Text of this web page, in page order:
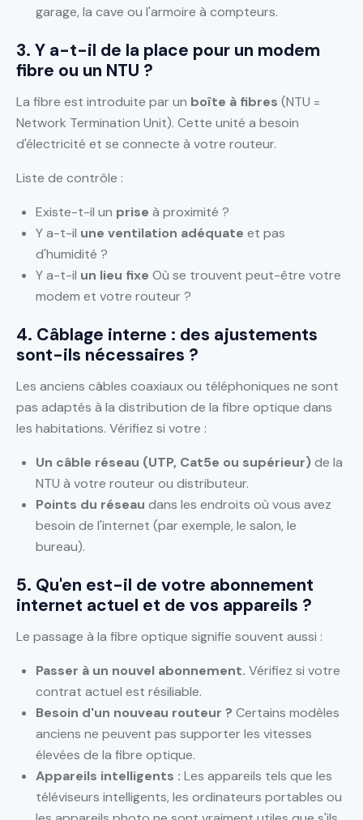
garage, la cave ou l'armoire à compteurs.
3. Y a-t-il de la place pour un modem
fibre ou un NTU ?
La fibre est introduite par un boîte à fibres (NTU =
Network Termination Unit). Cette unité a besoin
d'électricité et se connecte à votre routeur.
Liste de contrôle :
Existe-t-il un prise à proximité ?
Y a-t-il une ventilation adéquate et pas
d'humidité ?
Y a-t-il un lieu fixe Où se trouvent peut-être votre
modem et votre routeur ?
4. Câblage interne : des ajustements
sont-ils nécessaires ?
Les anciens câbles coaxiaux ou téléphoniques ne sont
pas adaptés à la distribution de la fibre optique dans
les habitations. Vérifiez si votre :
Un câble réseau (UTP, Cat5e ou supérieur) de la
NTU à votre routeur ou distributeur.
Points du réseau dans les endroits où vous avez
besoin de l'internet (par exemple, le salon, le
bureau).
5. Qu'en est-il de votre abonnement
internet actuel et de vos appareils ?
Le passage à la fibre optique signifie souvent aussi :
Passer à un nouvel abonnement. Vérifiez si votre
contrat actuel est résiliable.
Besoin d'un nouveau routeur ? Certains modèles
anciens ne peuvent pas supporter les vitesses
élevées de la fibre optique.
Appareils intelligents : Les appareils tels que les
téléviseurs intelligents, les ordinateurs portables ou